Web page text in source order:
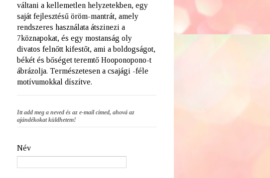
váltani a kellemetlen helyzetekben, egy
saját fejlesztésű öröm-mantrát, amely
rendszeres használata átszinezi a
7köznapokat, és egy mostanság oly
divatos felnőtt kifestőt, ami a boldogságot,
békét és bőséget teremtő Hooponopono-t
ábrázolja. Természetesen a csajági -féle
motívumokkal díszítve.
Itt add meg a neved és az e-mail címed, ahová az
ajándékokat küldhetem!
Név